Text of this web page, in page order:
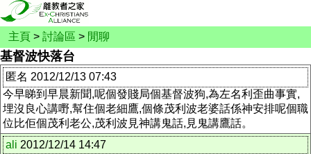
主頁 > 討論區 > 閒聊
基督波快落台
匿名 2012/12/13 07:43
今早睇到早晨新聞,呢個發賤局個基督波狗,為左名利歪曲事實,
埋沒良心講嘢,幫住個老細鷹,個條茂利波老婆話係神安排呢個職
位比佢個茂利老公,茂利波見神講鬼話,見鬼講鷹話。
ali 2012/12/14 14:47